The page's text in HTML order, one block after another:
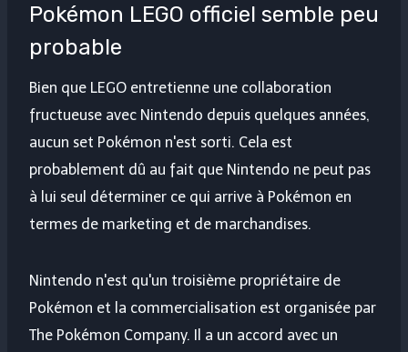
Pokémon LEGO officiel semble peu
probable
Bien que LEGO entretienne une collaboration
fructueuse avec Nintendo depuis quelques années,
aucun set Pokémon n'est sorti. Cela est
probablement dû au fait que Nintendo ne peut pas
à lui seul déterminer ce qui arrive à Pokémon en
termes de marketing et de marchandises.
Nintendo n'est qu'un troisième propriétaire de
Pokémon et la commercialisation est organisée par
The Pokémon Company. Il a un accord avec un